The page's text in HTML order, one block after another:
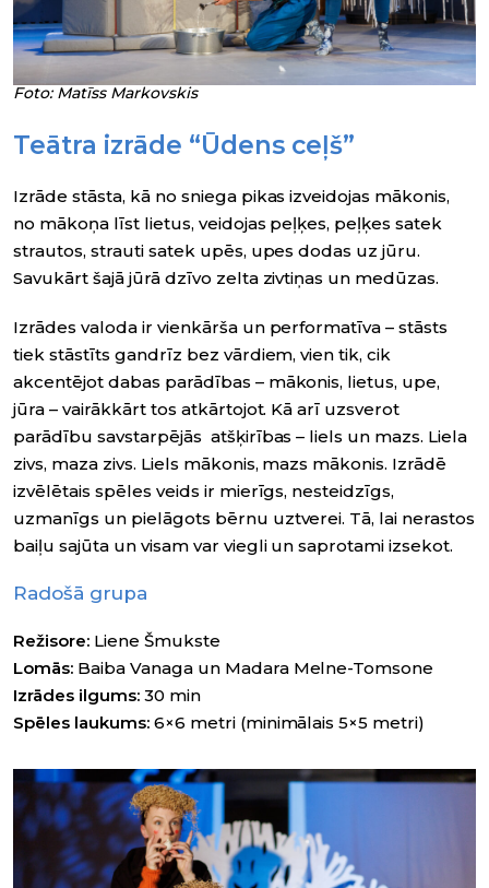
Foto: Matīss Markovskis
Teātra izrāde “Ūdens ceļš”
Izrāde stāsta, kā no sniega pikas izveidojas mākonis,
no mākoņa līst lietus, veidojas peļķes, peļķes satek
strautos, strauti satek upēs, upes dodas uz jūru.
Savukārt šajā jūrā dzīvo zelta zivtiņas un medūzas.
Izrādes valoda ir vienkārša un performatīva – stāsts
tiek stāstīts gandrīz bez vārdiem, vien tik, cik
akcentējot dabas parādības – mākonis, lietus, upe,
jūra – vairākkārt tos atkārtojot. Kā arī uzsverot
parādību savstarpējās atšķirības – liels un mazs. Liela
zivs, maza zivs. Liels mākonis, mazs mākonis. Izrādē
izvēlētais spēles veids ir mierīgs, nesteidzīgs,
uzmanīgs un pielāgots bērnu uztverei. Tā, lai nerastos
baiļu sajūta un visam var viegli un saprotami izsekot.
Radošā grupa
Režisore: Liene Šmukste
Lomās:Baiba Vanaga un Madara Melne-Tomsone
Izrādes ilgums:30 min
Spēles laukums:6×6 metri (minimālais 5×5 metri)